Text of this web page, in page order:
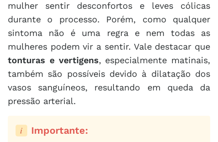
mulher sentir desconfortos e leves cólicas
durante o processo. Porém, como qualquer
sintoma não é uma regra e nem todas as
mulheres podem vir a sentir. Vale destacar que
tonturas e vertigens, especialmente matinais,
também são possíveis devido à dilatação dos
vasos sanguíneos, resultando em queda da
pressão arterial.
importante: